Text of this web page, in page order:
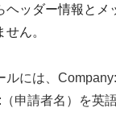
ヘッダー情報とメ
ん。
ルには、
申請者名）を英